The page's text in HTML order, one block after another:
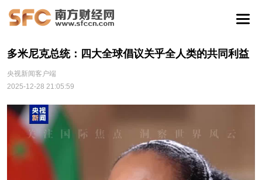
多米尼克总统：四大全球倡议关乎全人类的共同利益
央视新闻客户端
2025-12-28 21:05:59